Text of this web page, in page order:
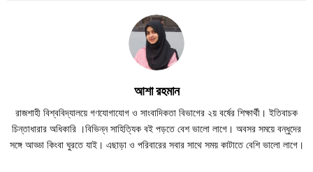
আশা রহমান
রাজশাহী বিশ্ববিদ্যালয়ে গণযোগাযোগ ও সাংবাদিকতা বিভাগের ২য় বর্ষের শিক্ষার্থী। ইতিবাচক
চিন্তাধারার অধিকারি ।বিভিন্ন সাহিত্যিক বই পড়তে বেশ ভালো লাগে। অবসর সময়ে বন্ধুদের
সঙ্গে আড্ডা কিংবা ঘুরতে যাই। এছাড়া ও পরিবারের সবার সাথে সময় কাটাতে বেশি ভালো লাগে।